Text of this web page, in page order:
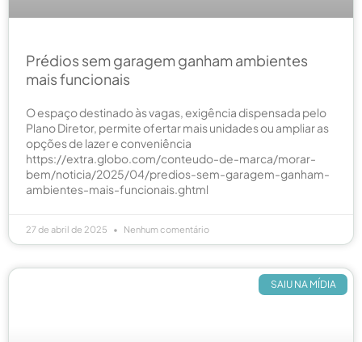
Prédios sem garagem ganham ambientes
mais funcionais
O espaço destinado às vagas, exigência dispensada pelo
Plano Diretor, permite ofertar mais unidades ou ampliar as
opções de lazer e conveniência
https://extra.globo.com/conteudo-de-marca/morar-
bem/noticia/2025/04/predios-sem-garagem-ganham-
ambientes-mais-funcionais.ghtml
27 de abril de 2025 Nenhum comentário
SAIU NA MÍDIA